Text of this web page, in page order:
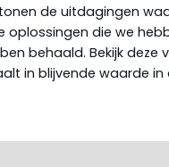
de uitdagingen
oplossingen die we
behaald. Bekijk deze
in blijvende waarde in